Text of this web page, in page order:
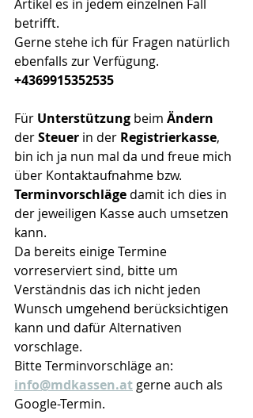
Artikel es in jedem einzelnen Fall
betrifft.
Gerne stehe ich für Fragen natürlich
ebenfalls zur Verfügung.
+4369915352535
Für Unterstützung beim Ändern
der Steuer in der Registrierkasse,
bin ich ja nun mal da und freue mich
über Kontaktaufnahme bzw.
Terminvorschläge damit ich dies in
der jeweiligen Kasse auch umsetzen
kann.
Da bereits einige Termine
vorreserviert sind, bitte um
Verständnis das ich nicht jeden
Wunsch umgehend berücksichtigen
kann und dafür Alternativen
vorschlage.
Bitte Terminvorschläge an:
info@mdkassen.at gerne auch als
Google-Termin.